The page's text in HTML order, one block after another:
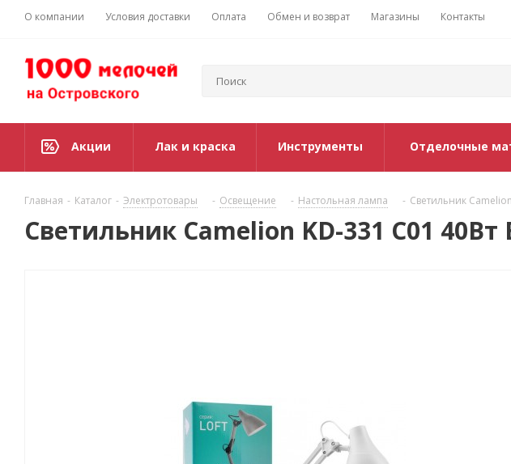
О компании Условия доставки Оплата Обмен и возврат Магазины Контакты
Акции Лак и краска Инструменты Отделочные
Главная - Каталог - Электротовары - Освещение - Настольная лампа - Светильник
Светильник Camelion KD-331 С01 40Вт